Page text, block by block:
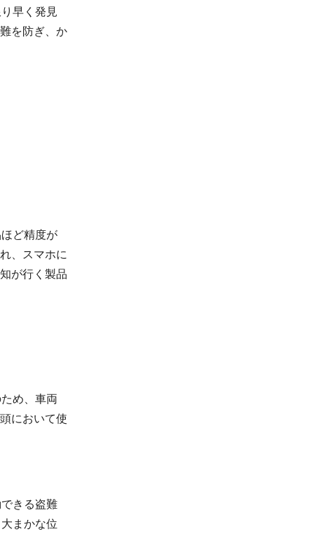
早く発見
を防ぎ、か
ど精度が
、スマホに
が行く製品
め、車両
において使
きる盗難
まかな位